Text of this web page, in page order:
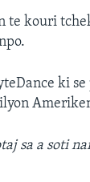
te kouri
ki
sa a soti